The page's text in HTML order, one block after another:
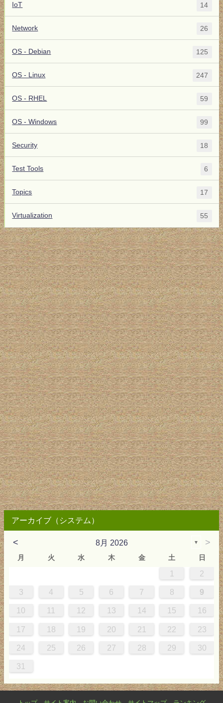
IoT 14
Network 26
OS - Debian 125
OS - Linux 247
OS - RHEL 59
OS - Windows 99
Security 18
Test Tools 6
Topics 17
Virtualization 55
アーカイブ（システム）
< 8月 2026 ▼ >
月 火 水 木 金 土 日
1 2
3 4 5 6 7 8 9
10 11 12 13 14 15 16
17 18 19 20 21 22 23
24 25 26 27 28 29 30
31